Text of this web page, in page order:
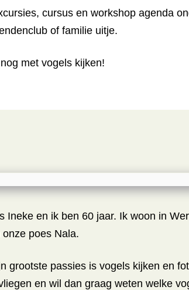
cursus en workshop agenda
of familie uitje.
met vogels kijken!
Ineke en ik ben 60 jaar. Ik woon in
poes Nala.
grootste passies is vogels kijken en
en wil dan graag weten welke